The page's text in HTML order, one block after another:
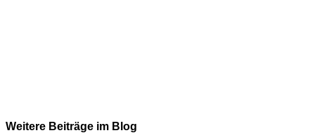
Weitere Beiträge im Blog